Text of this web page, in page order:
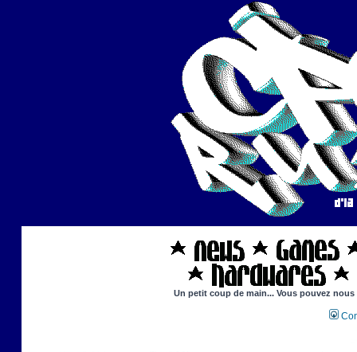
Un petit coup de main... Vous pouvez